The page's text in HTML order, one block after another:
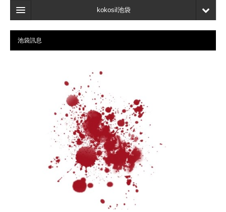
kokosil池袋
主頁
地圖
池袋訊息